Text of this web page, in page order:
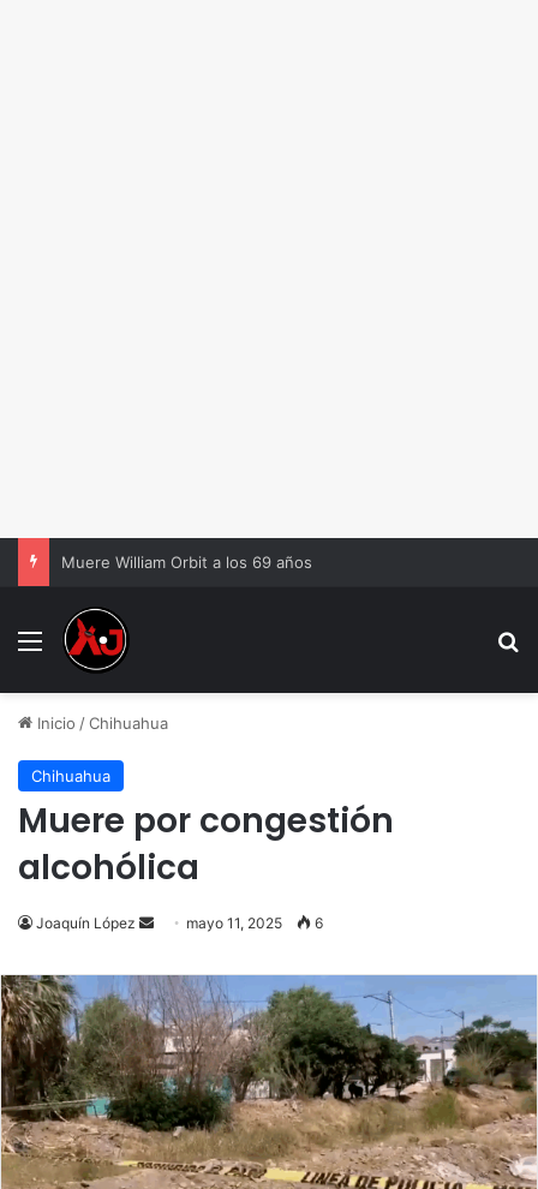
Muere William Orbit a los 69 años
Menu
Inicio /Chihuahua
Chihuahua
Muere por congestión
alcohólica
Joaquín López
Send
email
mayo 11, 2025 6